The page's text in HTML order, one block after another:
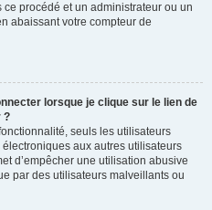
procédé et un administrateur ou un
abaissant votre compteur de
lorsque je clique sur le lien de
?
seuls les utilisateurs
aux autres utilisateurs
d’empêcher une utilisation abusive
par des utilisateurs malveillants ou